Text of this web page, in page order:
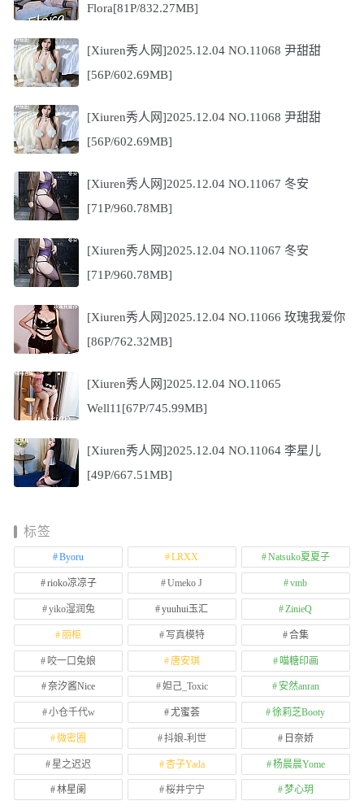
Flora[81P/832.27MB]
[Xiuren秀人网]2025.12.04 NO.11068 尹甜甜
[56P/602.69MB]
[Xiuren秀人网]2025.12.04 NO.11068 尹甜甜
[56P/602.69MB]
[Xiuren秀人网]2025.12.04 NO.11067 冬安
[71P/960.78MB]
[Xiuren秀人网]2025.12.04 NO.11067 冬安
[71P/960.78MB]
[Xiuren秀人网]2025.12.04 NO.11066 玫瑰我爱你
[86P/762.32MB]
[Xiuren秀人网]2025.12.04 NO.11065
Well11[67P/745.99MB]
[Xiuren秀人网]2025.12.04 NO.11064 李星儿
[49P/667.51MB]
标签
Byoru LRXX Natsuko夏夏子
rioko凉凉子 Umeko J vmb
yiko湿润兔 yuuhui玉汇 ZinieQ
丽柜 写真模特 合集
咬一口兔娘 唐安琪 喵糖印画
奈汐酱Nice 妲己_Toxic 安然anran
小仓千代w 尤蜜荟 徐莉芝Booty
微密圈 抖娘-利世 日奈娇
星之迟迟 杏子Yada 杨晨晨Yome
林星阑 桜井宁宁 梦心玥